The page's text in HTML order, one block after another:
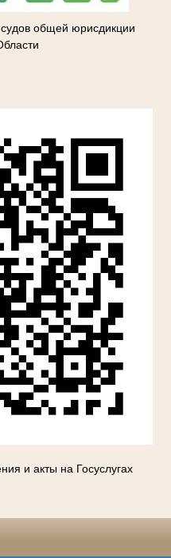
общей юрисдикции
и акты на Госуслугах